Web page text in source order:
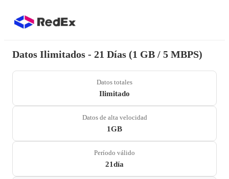
Datos Ilimitados - 21 Días (1 GB / 5 MBPS)
Datos totales
Ilimitado
Datos de alta velocidad
1GB
Período válido
21día